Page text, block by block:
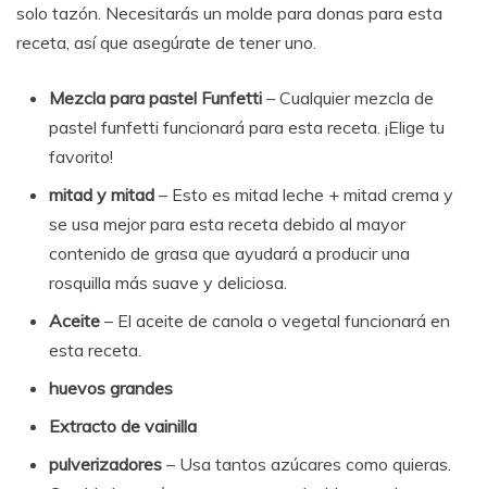
solo tazón. Necesitarás un molde para donas para esta
receta, así que asegúrate de tener uno.
Mezcla para pastel Funfetti – Cualquier mezcla de
pastel funfetti funcionará para esta receta. ¡Elige tu
favorito!
mitad y mitad – Esto es mitad leche + mitad crema y
se usa mejor para esta receta debido al mayor
contenido de grasa que ayudará a producir una
rosquilla más suave y deliciosa.
Aceite – El aceite de canola o vegetal funcionará en
esta receta.
huevos grandes
Extracto de vainilla
pulverizadores – Usa tantos azúcares como quieras.